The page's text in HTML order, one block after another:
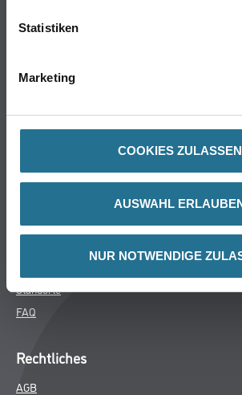
Statistiken
Marketing
COOKIES ZULASSEN
AUSWAHL
NUR NOTWENDIGE
Putze- und Spachtelmassen
Wand- & Deckenbeläge
Winkler & Gräbner
Services
Standorte
FAQ
Rechtliches
AGB